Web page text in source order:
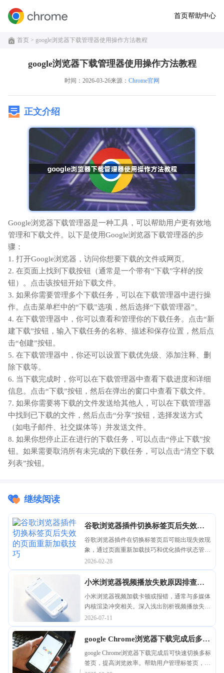
首页帮助中心
首页 > google浏览器下载管理器使用操作方法教程
google浏览器下载管理器使用操作方法教程
时间：2026-03-26来源： Chrome官网
正文介绍
Google浏览器下载管理器是一种工具，可以帮助用户更有效地
管理和下载文件。以下是使用Google浏览器下载管理器的步
骤：
1. 打开Google浏览器，访问你想要下载的文件或网页。
2. 在页面上找到下载按钮（通常是一个带有“下载”字样的按
钮）。点击该按钮开始下载文件。
3. 如果你需要管理多个下载任务，可以在下载管理器中进行操
作。点击菜单栏中的“下载”选项，然后选择“下载管理器”。
4. 在下载管理器中，你可以查看和管理你的下载任务。点击“新
建下载”按钮，输入下载任务的名称、描述和保存位置，然后点
击“创建”按钮。
5. 在下载管理器中，你还可以设置下载优先级、添加注释、删
除下载等。
6. 当下载完成时，你可以在下载管理器中查看下载进度和详细
信息。点击“下载”按钮，然后在弹出的窗口中查看下载文件。
7. 如果你需要将下载的文件发送给其他人，可以在下载管理器
中找到已下载的文件，然后点击“分享”按钮，选择发送方式
（如电子邮件、社交媒体等）并发送文件。
8. 如果你想停止正在进行的下载任务，可以点击“停止下载”按
钮。如果需要取消所有未完成的下载任务，可以点击“清空下载
列表”按钮。
继续阅读
谷歌浏览器插件切换标签页后失效的
页面重新加载技巧
谷歌浏览器插件在切换标签页后可能出现失效现
象，通过页面重新加载技巧和优化插件状态管
理，保证插件功能持续稳定，提升浏览体验。
2026-02-28
小米浏览器视频播放失败原因排查与
修复技巧
小米浏览器视频加载卡顿或报错，通常与多媒体
内核渲染冲突相关。深入浅出剖析视频播放失败
的底层诱因，并提供通过重置多媒体缓存及切换
高清渲染模式的修复技巧，保障观影顺畅。
2026-07-11
google Chrome浏览器下载完成后多标
签页快速切换
google Chrome浏览器下载完成后可快速切换多标
签页，提高浏览效率。帮助用户管理标签页，实